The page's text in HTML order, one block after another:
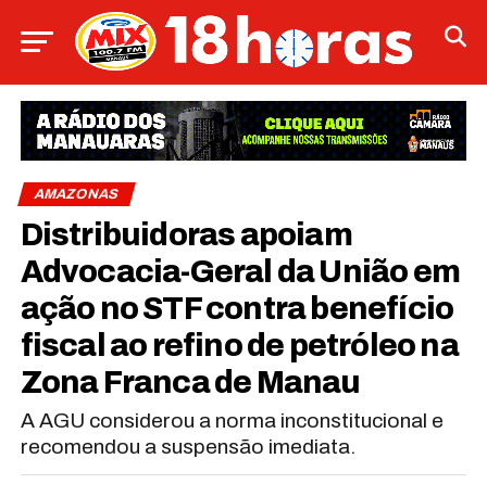
AMAZONAS
Distribuidoras apoiam
Advocacia-Geral da União em
ação no STF contra benefício
fiscal ao refino de petróleo na
Zona Franca de Manau
A AGU considerou a norma inconstitucional e
recomendou a suspensão imediata.